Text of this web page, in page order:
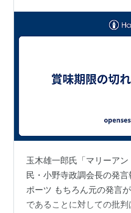
玉木雄一郎氏「マリーア
民・小野寺政調会長の発
ポーツ もちろん元の発言
であることに対しての批